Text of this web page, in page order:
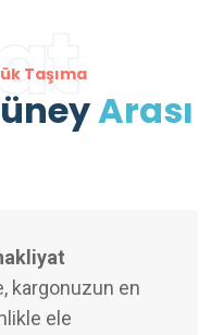
Taşıma
Arası
kargonuzun en
ele